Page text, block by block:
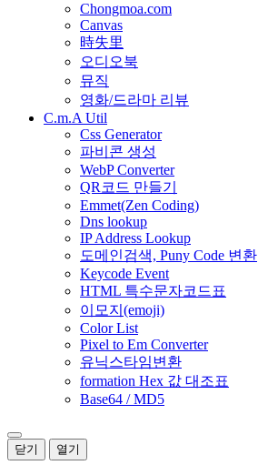
Chongmoa.com
Canvas
時失里
오디오북
뮤직
영화/드라마 리뷰
C.m.A Util
Css Generator
파비콘 생성
WebP Converter
QR코드 만들기
Emmet(Zen Coding)
Dns lookup
IP Address Lookup
도메인검색, Puny Code 변환
Keycode Event
HTML 특수문자코드표
이모지(emoji)
Color List
Pixel to Em Converter
유닉스타임변환
formation Hex 값 대조표
Base64 / MD5
닫기 열기